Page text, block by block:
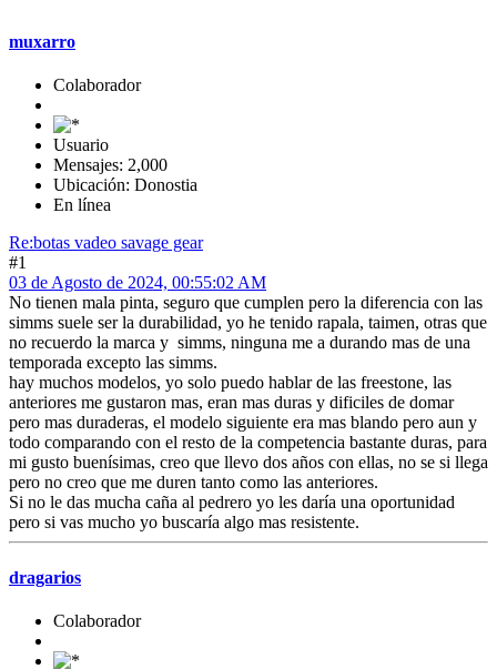
muxarro
Colaborador
Usuario
Mensajes: 2,000
Ubicación: Donostia
En línea
Re:botas vadeo savage gear
#1
03 de Agosto de 2024, 00:55:02 AM
No tienen mala pinta, seguro que cumplen pero la diferencia con las
simms suele ser la durabilidad, yo he tenido rapala, taimen, otras que
no recuerdo la marca y simms, ninguna me a durando mas de una
temporada excepto las simms.
hay muchos modelos, yo solo puedo hablar de las freestone, las
anteriores me gustaron mas, eran mas duras y dificiles de domar
pero mas duraderas, el modelo siguiente era mas blando pero aun y
todo comparando con el resto de la competencia bastante duras, para
mi gusto buenísimas, creo que llevo dos años con ellas, no se si llega
pero no creo que me duren tanto como las anteriores.
Si no le das mucha caña al pedrero yo les daría una oportunidad
pero si vas mucho yo buscaría algo mas resistente.
dragarios
Colaborador